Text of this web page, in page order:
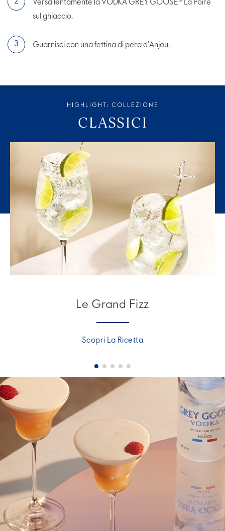
Versa lentamente la VODKA GREY GOOSE® La Poire
sul ghiaccio.
Guarnisci con una fettina di pera d'Anjou.
HIGHLIGHT: COLLEZIONE
CLASSICI
Le Grand Fizz
Scopri La Ricetta